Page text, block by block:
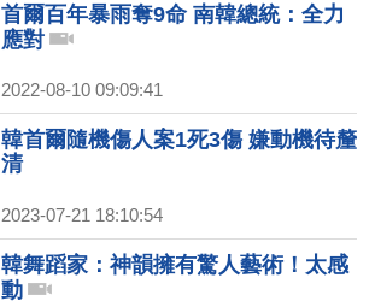
首爾百年暴雨奪9命 南韓總統：全力
應對
2022-08-10 09:09:41
韓首爾隨機傷人案1死3傷 嫌動機待釐
清
2023-07-21 18:10:54
韓舞蹈家：神韻擁有驚人藝術！太感
動